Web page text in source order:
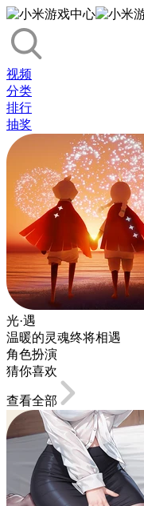
视频
分类
排行
抽奖
光·遇
温暖的灵魂终将相遇
角色扮演
猜你喜欢
查看全部